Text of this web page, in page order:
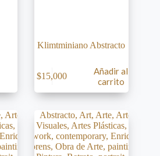
Klimtminiano Abstracto
$15,000
Añadir al
carrito